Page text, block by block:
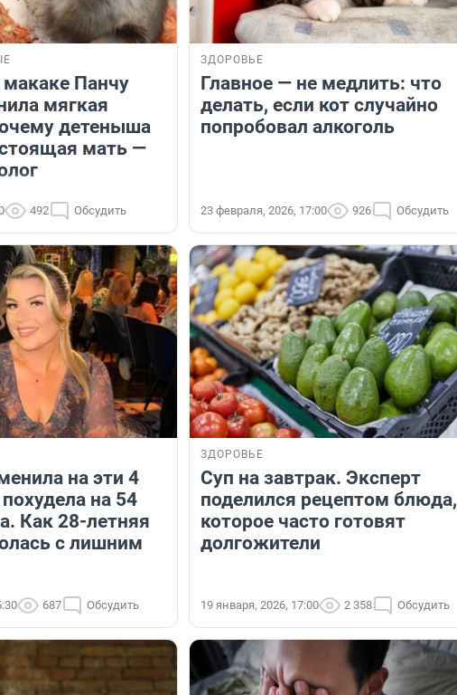
Панчу
мягкая
детеныша
мать —
492 Обсудить
ЗДОРОВЬЕ
Главное — не медлить: что
делать, если кот случайно
попробовал алкоголь
23 февраля, 2026, 17:00 926 Обсудить
на эти 4
на 54
Как 28-летняя
с лишним
687 Обсудить
ЗДОРОВЬЕ
Суп на завтрак. Эксперт
поделился рецептом блюда,
которое часто готовят
долгожители
19 января, 2026, 17:00 2 358 Обсудить